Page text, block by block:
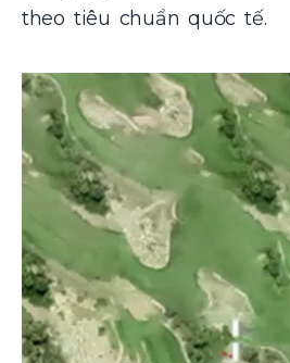
theo tiêu chuẩn quốc tế.